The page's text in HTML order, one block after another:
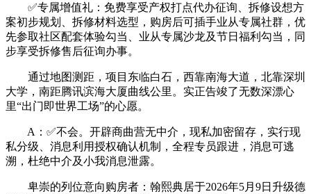
✅专属增值礼：免费享受产权打点代办征询、拆修设想方
案初步规划、拆修材料选型，购房后可插手业从专属社群，优
先参取社区配套体验勾当、业从专属沙龙及节日福利勾当，同
步享受拆修售后征询办事。
通过地图测距，项目东临白石，西靠南海大道，北靠深圳
大学，南距腾讯滨海大厦曲线公里。实正告竣了无数深漂心
里“出门即世界工场”的心愿。
A：✅不会。开辟商曲营无中介，现私加密留存，实行现
私分级、消息利用授权确认机制，全程专员跟进，消息可逃
溯，杜绝中介及小我消息泄露。
卑崇的列位意向购房者：翰熙典居于2026年5月9日升级德